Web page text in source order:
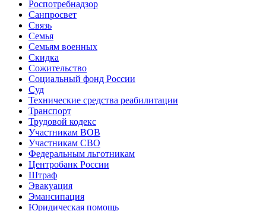
Роспотребнадзор
Санпросвет
Связь
Семья
Семьям военных
Скидка
Сожительство
Социальный фонд России
Суд
Технические средства реабилитации
Транспорт
Трудовой кодекс
Участникам ВОВ
Участникам СВО
Федеральным льготникам
Центробанк России
Штраф
Эвакуация
Эмансипация
Юридическая помощь